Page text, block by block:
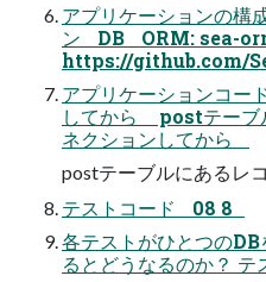
アプリケーションの
ン DB ORM: sea-
https://github.com/
アプリケーションコ
してから postテーブ
ネクションしてから
postテーブルにあるレ
テストコード 08 8
各テストがひとつの
るとどうなるのか？